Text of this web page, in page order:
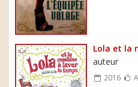
Lola et la
auteur
2016